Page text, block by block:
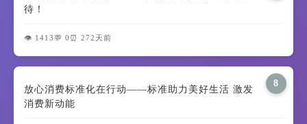
待！
👁️ 1413 💬 0 ⏰ 272天前
8
放心消费标准化在行动——标准助力美好生活 激发
消费新动能